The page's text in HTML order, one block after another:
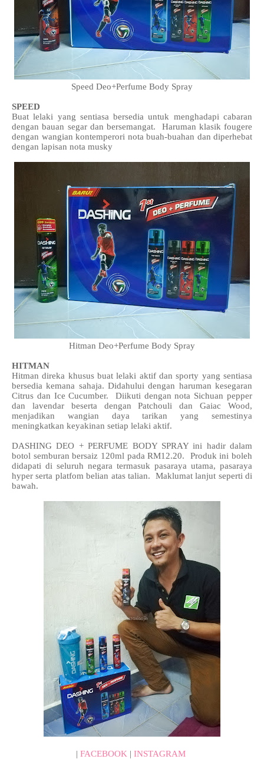
Speed Deo+Perfume Body Spray
SPEED
Buat lelaki yang sentiasa bersedia untuk menghadapi cabaran
dengan bauan segar dan bersemangat. Haruman klasik fougere
dengan wangian kontemperori nota buah-buahan dan diperhebat
dengan lapisan nota musky
Hitman Deo+Perfume Body Spray
HITMAN
Hitman direka khusus buat lelaki aktif dan sporty yang sentiasa
bersedia kemana sahaja. Didahului dengan haruman kesegaran
Citrus dan Ice Cucumber. Diikuti dengan nota Sichuan pepper
dan lavendar beserta dengan Patchouli dan Gaiac Wood,
menjadikan wangian daya tarikan yang semestinya
meningkatkan keyakinan setiap lelaki aktif.
DASHING DEO + PERFUME BODY SPRAY ini hadir dalam
botol semburan bersaiz 120ml pada RM12.20. Produk ini boleh
didapati di seluruh negara termasuk pasaraya utama, pasaraya
hyper serta platfom belian atas talian. Maklumat lanjut seperti di
bawah.
| FACEBOOK | INSTAGRAM